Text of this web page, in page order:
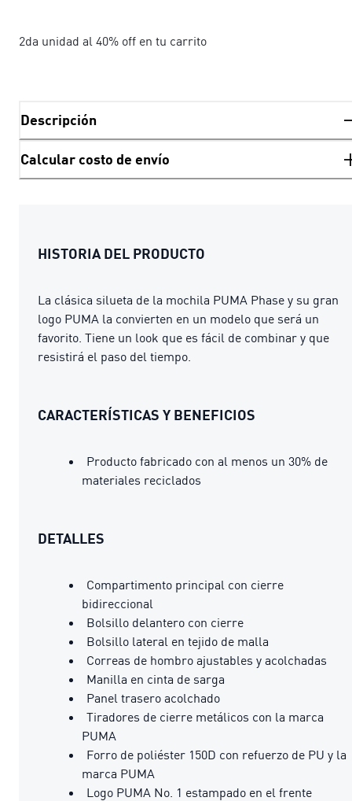
2da unidad al 40% off en tu carrito
Descripción
Calcular costo de envío
HISTORIA DEL PRODUCTO
La clásica silueta de la mochila PUMA Phase y su gran
logo PUMA la convierten en un modelo que será un
favorito. Tiene un look que es fácil de combinar y que
resistirá el paso del tiempo.
CARACTERÍSTICAS Y BENEFICIOS
Producto fabricado con al menos un 30% de
materiales reciclados
DETALLES
Compartimento principal con cierre
bidireccional
Bolsillo delantero con cierre
Bolsillo lateral en tejido de malla
Correas de hombro ajustables y acolchadas
Manilla en cinta de sarga
Panel trasero acolchado
Tiradores de cierre metálicos con la marca
PUMA
Forro de poliéster 150D con refuerzo de PU y la
marca PUMA
Logo PUMA No. 1 estampado en el frente